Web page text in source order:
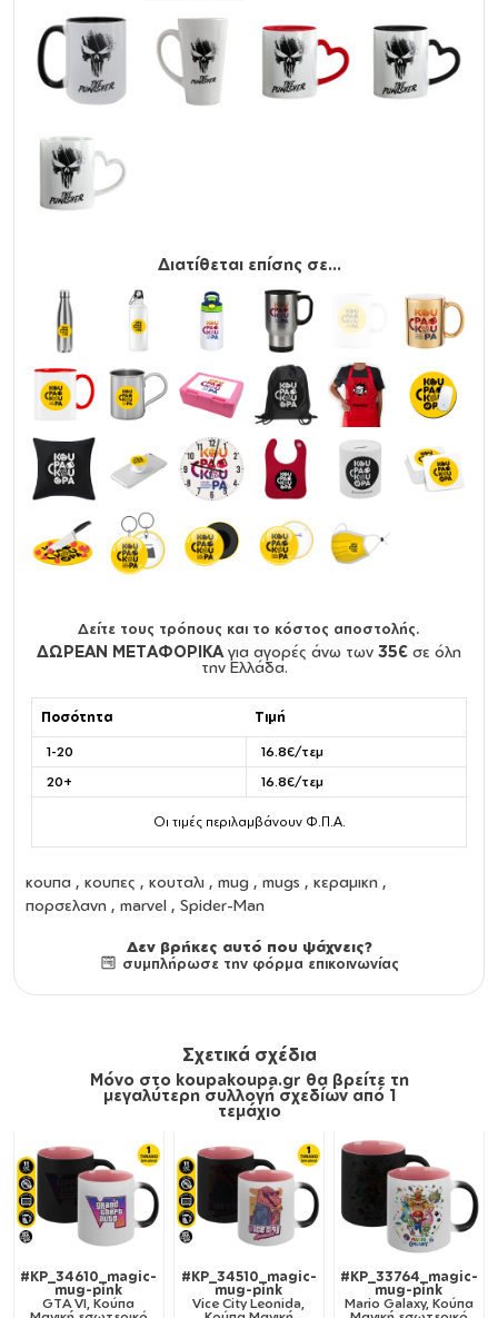
Διατίθεται επίσης σε...
Δείτε τους τρόπους και το κόστος αποστολής.
ΔΩΡΕΑΝ ΜΕΤΑΦΟΡΙΚΑ για αγορές άνω των 35€ σε όλη
την Ελλάδα.
Ποσότητα Τιμή
1-20
16.8€/τεμ
20+
16.8€/τεμ
Οι τιμές περιλαμβάνουν Φ.Π.Α.
κουπα , κουπες , κουταλι , mug , mugs , κεραμικη ,
πορσελανη , marvel , Spider-Man
Δεν βρήκες αυτό που ψάχνεις?
συμπλήρωσε την φόρμα επικοινωνίας
Σχετικά σχέδια
Μόνο στο koupakoupa.gr θα βρείτε τη
μεγαλύτερη συλλογή σχεδίων από 1
τεμάχιο
#KP_34610_magic-
mug-pink
GTA VI, Κούπα
#KP_34510_magic-
mug-pink
Vice City Leonida,
#KP_33764_magic-
mug-pink
Mario Galaxy, Κούπα